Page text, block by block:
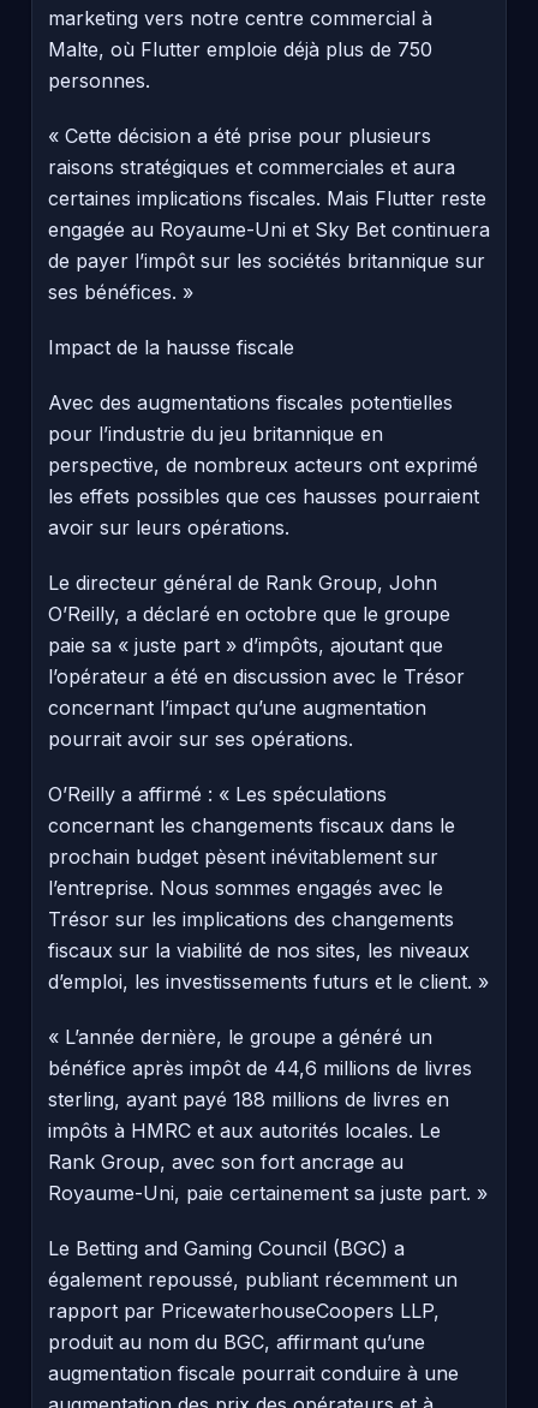
marketing vers notre centre commercial à
Malte, où Flutter emploie déjà plus de 750
personnes.
« Cette décision a été prise pour plusieurs
raisons stratégiques et commerciales et aura
certaines implications fiscales. Mais Flutter reste
engagée au Royaume-Uni et Sky Bet continuera
de payer l’impôt sur les sociétés britannique sur
ses bénéfices. »
Impact de la hausse fiscale
Avec des augmentations fiscales potentielles
pour l’industrie du jeu britannique en
perspective, de nombreux acteurs ont exprimé
les effets possibles que ces hausses pourraient
avoir sur leurs opérations.
Le directeur général de Rank Group, John
O’Reilly, a déclaré en octobre que le groupe
paie sa « juste part » d’impôts, ajoutant que
l’opérateur a été en discussion avec le Trésor
concernant l’impact qu’une augmentation
pourrait avoir sur ses opérations.
O’Reilly a affirmé : « Les spéculations
concernant les changements fiscaux dans le
prochain budget pèsent inévitablement sur
l’entreprise. Nous sommes engagés avec le
Trésor sur les implications des changements
fiscaux sur la viabilité de nos sites, les niveaux
d’emploi, les investissements futurs et le client. »
« L’année dernière, le groupe a généré un
bénéfice après impôt de 44,6 millions de livres
sterling, ayant payé 188 millions de livres en
impôts à HMRC et aux autorités locales. Le
Rank Group, avec son fort ancrage au
Royaume-Uni, paie certainement sa juste part. »
Le Betting and Gaming Council (BGC) a
également repoussé, publiant récemment un
rapport par PricewaterhouseCoopers LLP,
produit au nom du BGC, affirmant qu’une
augmentation fiscale pourrait conduire à une